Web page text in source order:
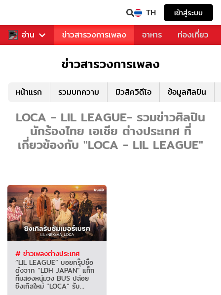
TH เข้าสู่ระบบ
อ่าน
ข่าวบันเทิง ข่าวสารวงการเพลง อาหาร ท่องเที่ยว
ข่าวสารวงการเพลง
หน้าแรก รวมบทความ มิวสิควิดีโอ ข้อมูลศิลปิน
LOCA - LIL LEAGUE- รวมข่าวศิลปิน
นักร้องไทย เอเชีย ต่างประเทศ ที่
เกี่ยวข้องกับ "LOCA - LIL LEAGUE"
# ข่าวเพลงต่างประเทศ
“LIL LEAGUE” บอยกรุ๊ปชื่อ
ดังจาก “LDH JAPAN” แท็ก
ทีมสองหนุ่มวง BUS ปล่อย
ซิงเกิลใหม่ “LOCA” รับ